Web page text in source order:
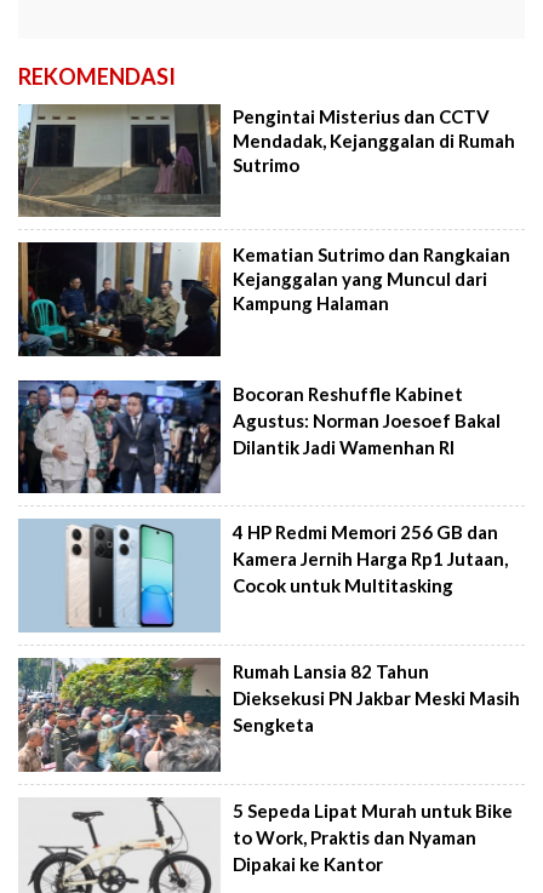
REKOMENDASI
Pengintai Misterius dan CCTV
Mendadak, Kejanggalan di Rumah
Sutrimo
Kematian Sutrimo dan Rangkaian
Kejanggalan yang Muncul dari
Kampung Halaman
Bocoran Reshuffle Kabinet
Agustus: Norman Joesoef Bakal
Dilantik Jadi Wamenhan RI
4 HP Redmi Memori 256 GB dan
Kamera Jernih Harga Rp1 Jutaan,
Cocok untuk Multitasking
Rumah Lansia 82 Tahun
Dieksekusi PN Jakbar Meski Masih
Sengketa
5 Sepeda Lipat Murah untuk Bike
to Work, Praktis dan Nyaman
Dipakai ke Kantor